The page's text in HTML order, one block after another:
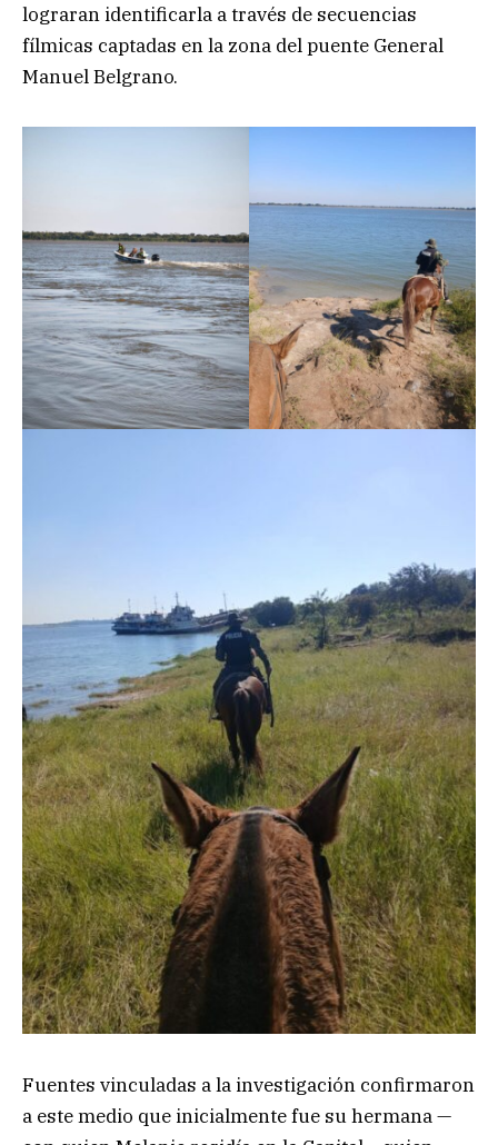
lograran identificarla a través de secuencias
fílmicas captadas en la zona del puente General
Manuel Belgrano.
Fuentes vinculadas a la investigación confirmaron
a este medio que inicialmente fue su hermana —